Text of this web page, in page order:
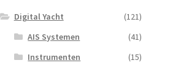
Digital Yacht
(121)
AIS Systemen
(41)
Instrumenten
(15)